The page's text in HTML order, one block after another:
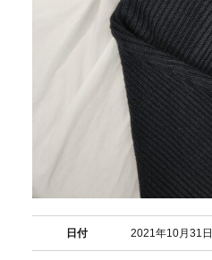
日付 2021年10月31日